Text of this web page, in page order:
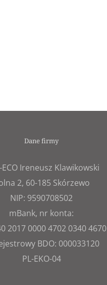
Dane firmy
ECO Ireneusz Klawikowski
2, 60-185 Skórzewo
NIP: 9590708502
mBank, nr konta:
2017 0000 4702 0340 4670
BDO: 000033120
PL-EKO-04